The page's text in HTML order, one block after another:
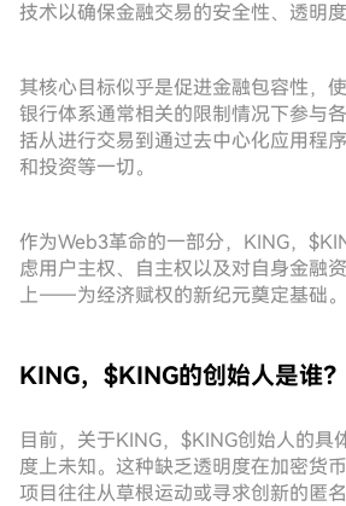
技术以确保金融交易的安全性、透明度
其核心目标似乎是促进金融包容性，
银行体系通常相关的限制情况下参与
括从进行交易到通过去中心化应用程
和投资等一切。
作为Web3革命的一部分，KING，
虑用户主权、自主权以及对自身金融
上——为经济赋权的新纪元奠定基础。
KING，$KING的创始人是谁？
目前，关于KING，$KING创始人的具
度上未知。这种缺乏透明度在加密货
项目往往从草根运动或寻求创新的匿